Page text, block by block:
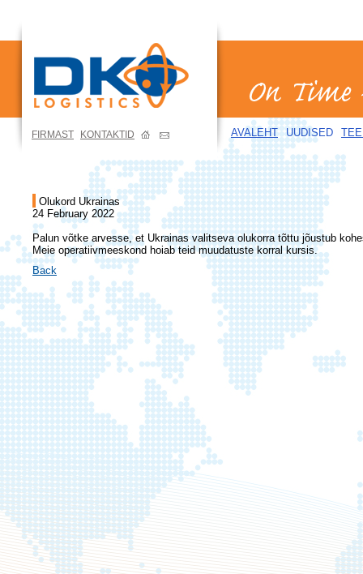
FIRMAST KONTAKTID AVALEHT UUDISED
Olukord Ukrainas
24 February 2022
Palun võtke arvesse, et Ukrainas valitseva olukorra tõttu jõustub
Meie operatiivmeeskond hoiab teid muudatuste korral kursis.
Back